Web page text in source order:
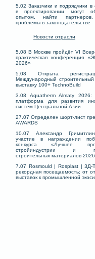
5.02 Заказчики и подрядчики в
в проектировании могут
опытом, найти
проблемы в законодательстве
Новости отрасли
5.08 В Москве пройдёт VI
практическая конференция
2026»
5.08 Открыта
Международный
выставку 100+ TechnoBuild
3.08 Aquatherm Almaty 2026:
платформа для развития
систем Центральной Азии
27.07 Определен шорт-лист
AWARDS
10.07 Александр
участие в награждении
конкурса «Лучшее
стройиндустрии и
строительных материалов
7.07 Rosmould | Rosplast | 3Д-
рекордная посещаемость; от
выставок к промышленной